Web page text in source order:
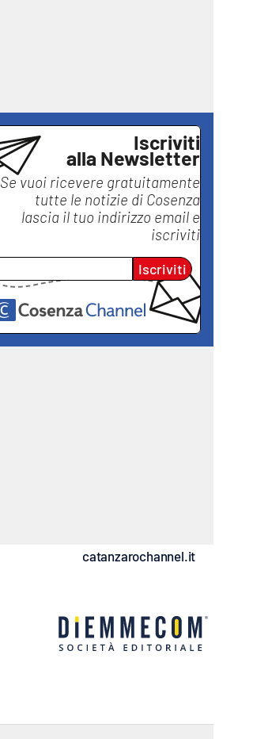
Iscriviti
alla Newsletter
Se vuoi ricevere gratuitamente
tutte le notizie di Cosenza
lascia il tuo indirizzo email e
iscriviti
Iscriviti
catanzarochannel.it